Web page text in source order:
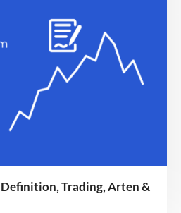
Trading, Arten &